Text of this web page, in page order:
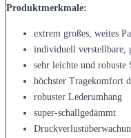
Produktmerkmale:
extrem großes, weites
individuell verstellbare,
sehr leichte und robuste
höchster Tragekomfort
robuster Lederumhang
super-schallgedämmt